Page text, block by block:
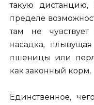
такую
пределе
там не чувствует
насадка,
пшеницы или
как законный корм.
Единственное,